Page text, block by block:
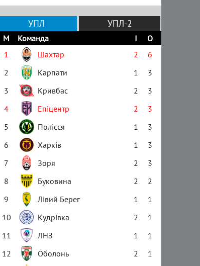
УПЛ УПЛ-2
М Команда І
О
1
Шахтар 2
6
2
Карпати 1
3
3
Кривбас 2
3
4
Епіцентр 2
3
5
Полісся 1
3
6
Харків 1
3
7
Зоря 2
3
8
Буковина 2
2
9
Лівий Берег 1
1
10
Кудрівка 2
1
11
ЛНЗ 1
1
12
Оболонь 2
1